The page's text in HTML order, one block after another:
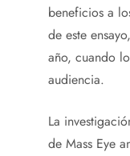
beneficios a
de este
año, cuando
audiencia.
La
de Mass Eye